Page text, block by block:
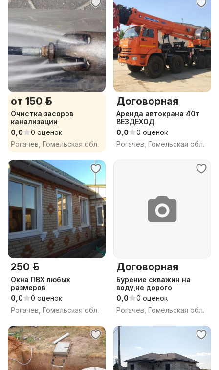
от 150 р.
Очистка засоров
канализации
0,0
0 оценок
Рогачев, Гомельская обл.
Договорная
Аренда автокрана 40т
ВЕЗДЕХОД
0,0
0 оценок
Рогачев, Гомельская обл.
250 р.
Окна ПВХ любых
размеров
0,0
0 оценок
Рогачев, Гомельская обл.
Договорная
Бурение скважин на
воду,не дорого
0,0
0 оценок
Рогачев, Гомельская обл.